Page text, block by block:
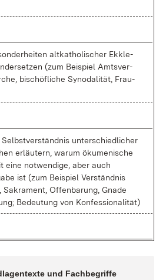
alt­ka­tho­li­scher Ek­kle­
(zum Bei­spiel Amts­ver­
bi­schöf­li­che Syn­oda­li­tät, Frau­
un­ter­schied­li­cher
er­läu­tern, war­um öku­me­ni­sche
ei­ne not­wen­di­ge, aber auch
ist (zum Bei­spiel Ver­ständ­nis
Sa­kra­ment, Of­fen­ba­rung, Gna­de
Be­deu­tung von Kon­fes­sio­na­li­tät)
und Fach­be­grif­fe